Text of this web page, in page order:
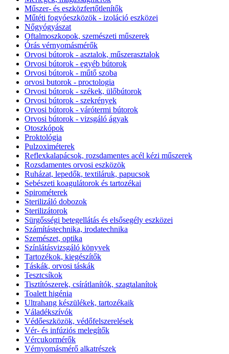
Műszer- és eszközfertőtlenítők
Műtéti fogyóeszközök - izoláció eszközei
Nőgyógyászat
Oftalmoszkopok, szemészeti műszerek
Órás vérnyomásmérők
Orvosi bútorok - asztalok, műszerasztalok
Orvosi bútorok - egyéb bútorok
Orvosi bútorok - műtő szoba
orvosi butorok - proctologia
Orvosi bútorok - székek, ülőbútorok
Orvosi bútorok - szekrények
Orvosi bútorok - várótermi bútorok
Orvosi bútorok - vizsgáló ágyak
Otoszkópok
Proktológia
Pulzoximéterek
Reflexkalapácsok, rozsdamentes acél kézi műszerek
Rozsdamentes orvosi eszközök
Ruházat, lepedők, textiláruk, papucsok
Sebészeti koagulátorok és tartozékai
Spirométerek
Sterilizáló dobozok
Sterilizátorok
Sürgősségi betegellátás és elsősegély eszközei
Számítástechnika, irodatechnika
Szemészet, optika
Színlátásvizsgáló könyvek
Tartozékok, kiegészítők
Táskák, orvosi táskák
Tesztcsíkok
Tisztítószerek, csírátlanítók, szagtalanítok
Toalett higénia
Ultrahang készülékek, tartozékaik
Váladékszívók
Védőeszközök, védőfelszerelések
Vér- és infúziós melegítők
Vércukormérők
Vérnyomásmérő alkatrészek